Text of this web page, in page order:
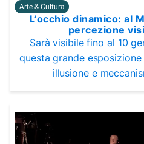
Arte & Cultura
L’occhio dinamico: al
percezione
Sarà visibile fino al 10
questa grande
illusione e